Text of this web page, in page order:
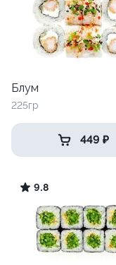
Блум
225гр
449 ₽
9.8